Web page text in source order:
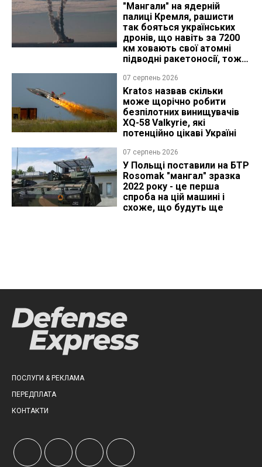
"Мангали" на ядерній
палиці Кремля, рашисти
так бояться українських
дронів, що навіть за 7200
км ховають свої атомні
підводні ракетоносії, тож
07 серпень 2026
Kratos назвав скільки
може щорічно робити
безпілотних винищувачів
XQ-58 Valkyrie, які
потенційно цікаві Україні
07 серпень 2026
У Польщі поставили на БТР
Rosomak "мангал" зразка
2022 року - це перша
спроба на цій машині і
схоже, що будуть ще
ПОСЛУГИ & РЕКЛАМА
ПЕРЕДПЛАТА
КОНТАКТИ